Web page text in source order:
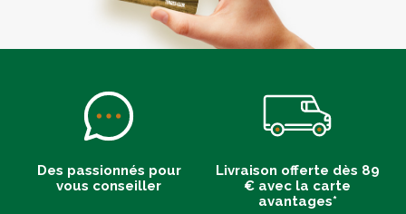
Des passionnés pour
vous conseiller
Livraison offerte dès 89
€ avec la carte
avantages*